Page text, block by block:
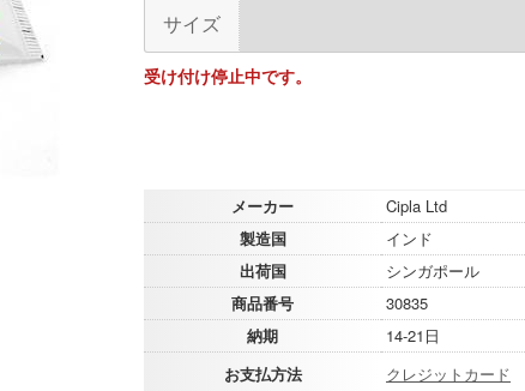
サイズ
受け付け停止中です。
メーカー
Cipla Ltd
製造国
インド
出荷国
シンガポール
商品番号
30835
納期
14-21日
お支払方法
クレジットカード